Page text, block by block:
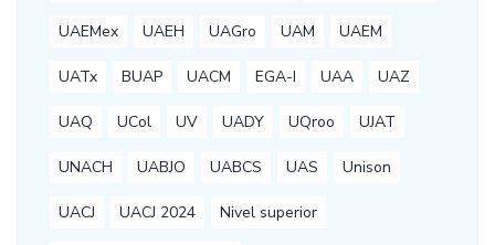
UAEMex UAEH UAGro UAM UAEM
UATx BUAP UACM EGA-I UAA UAZ
UAQ UCol UV UADY UQroo UJAT
UNACH UABJO UABCS UAS Unison
UACJ UACJ 2024 Nivel superior